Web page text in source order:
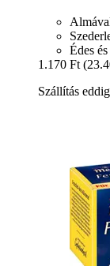
Édes
1.170 Ft
Szállítás